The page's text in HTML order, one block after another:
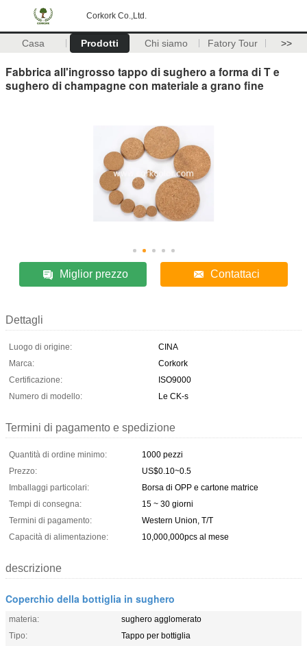
Corkork Co.,Ltd.
Casa Prodotti Chi siamo Fatory Tour >>
Fabbrica all'ingrosso tappo di sughero a forma di T e
sughero di champagne con materiale a grano fine
Miglior prezzo Contattaci
Dettagli
Luogo di origine:
CINA
Marca:
Corkork
Certificazione:
ISO9000
Numero di modello:
Le CK-s
Termini di pagamento e spedizione
Quantità di ordine minimo:
1000 pezzi
Prezzo:
US$0.10~0.5
Imballaggi particolari:
Borsa di OPP e cartone matrice
Tempi di consegna:
15 ~ 30 giorni
Termini di pagamento:
Western Union, T/T
Capacità di alimentazione:
10,000,000pcs al mese
descrizione
Coperchio della bottiglia in sughero
materia:
sughero agglomerato
Tipo:
Tappo per bottiglia